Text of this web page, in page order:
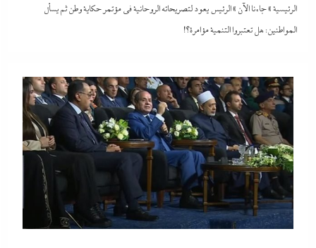
الرئيسية»جاءنا الآن »الرئيس يعود لتصريحاته الروحانية في مؤتمر حكاية وطن ثم يسأل
المواطنين: هل تعتبروا التنمية مؤامرة؟!